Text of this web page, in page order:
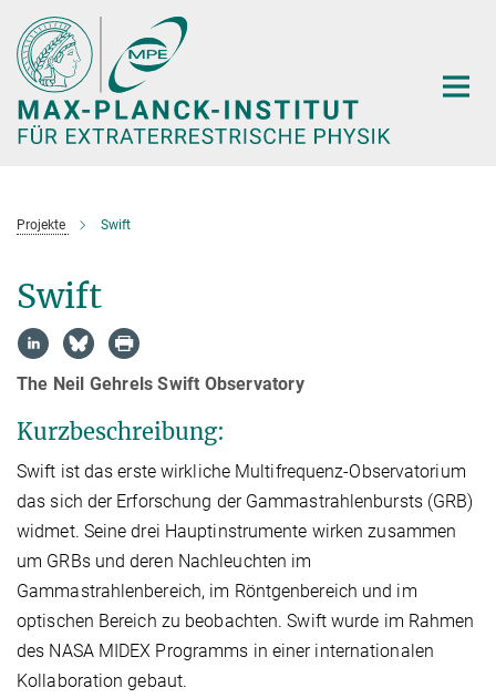
Hauptinhalt
Projekte Swift
Swift
The Neil Gehrels Swift Observatory
Kurzbeschreibung:
Swift ist das erste wirkliche Multifrequenz-Observatorium
das sich der Erforschung der Gammastrahlenbursts (GRB)
widmet. Seine drei Hauptinstrumente wirken zusammen
um GRBs und deren Nachleuchten im
Gammastrahlenbereich, im Röntgenbereich und im
optischen Bereich zu beobachten. Swift wurde im Rahmen
des NASA MIDEX Programms in einer internationalen
Kollaboration gebaut.